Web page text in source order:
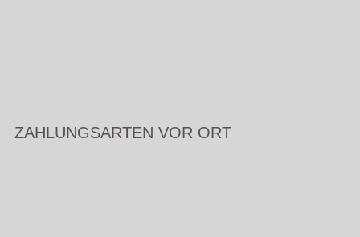
ZAHLUNGSARTEN VOR ORT